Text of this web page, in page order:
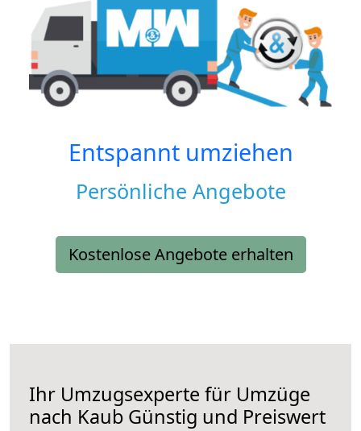
Entspannt umziehen
Persönliche Angebote
Kostenlose Angebote erhalten
Ihr Umzugsexperte für Umzüge
nach Kaub Günstig und Preiswert